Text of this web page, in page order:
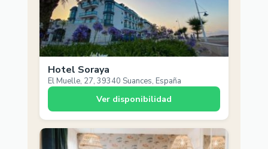
Hotel Soraya
El Muelle, 27, 39340 Suances, España
Ver disponibilidad